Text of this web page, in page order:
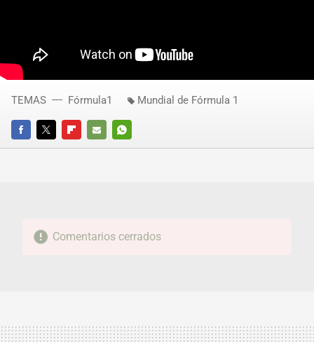
FACEBOOKTWITTERFLIPBOARD
E-
WHATSAPP
TEMAS Fórmula1 Mundial de Fórmula 1
Comentarios cerrados